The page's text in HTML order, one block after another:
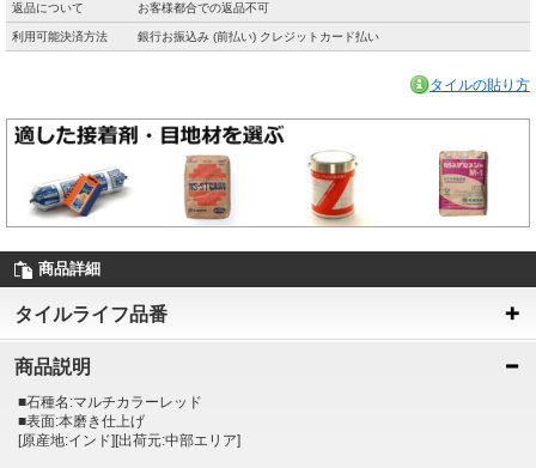
返品について お客様都合での返品不可
利用可能決済方法 銀行お振込み (前払い) クレジットカード払い
タイルの貼り方
商品詳細
タイルライフ品番
商品説明
■石種名:マルチカラーレッド
■表面:本磨き仕上げ
[原産地:インド][出荷元:中部エリア]